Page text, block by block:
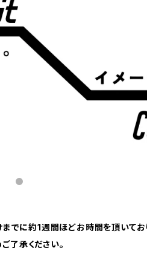
でに約1週間ほどお時間を頂いてお
了承ください。